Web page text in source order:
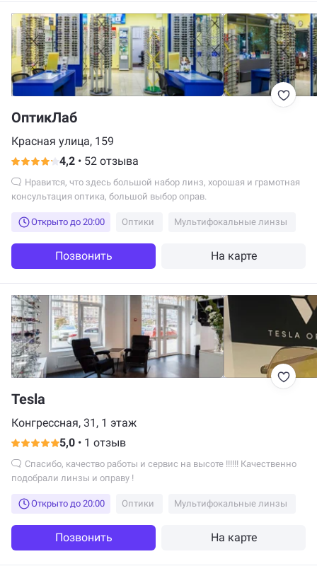
ОптикЛаб
Красная улица, 159
4,2 • 52 отзыва
консультация оптика, большой выбор оправ.
Открыто до 20:00 Оптики Мультифокальные линзы
Позвонить На карте
Tesla
Конгрессная, 31, 1 этаж
5,0 • 1 отзыв
подобрали линзы и оправу !
Открыто до 20:00 Оптики Мультифокальные линзы
Позвонить На карте